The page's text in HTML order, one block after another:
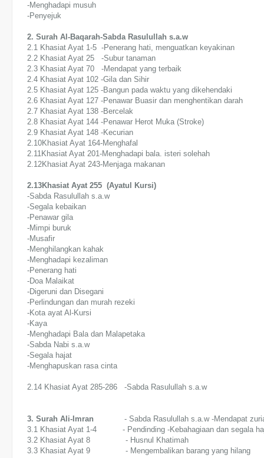
-Menghadapi musuh
-Penyejuk
2. Surah Al-Baqarah-Sabda Rasulullah s.a.w
2.1 Khasiat Ayat 1-5 -Penerang hati, menguatkan keyakinan
2.2 Khasiat Ayat 25 -Subur tanaman
2.3 Khasiat Ayat 70 -Mendapat yang terbaik
2.4 Khasiat Ayat 102 -Gila dan Sihir
2.5 Khasiat Ayat 125 -Bangun pada waktu yang dikehendaki
2.6 Khasiat Ayat 127 -Penawar Buasir dan menghentikan darah
2.7 Khasiat Ayat 138 -Bercelak
2.8 Khasiat Ayat 144 -Penawar Herot Muka (Stroke)
2.9 Khasiat Ayat 148 -Kecurian
2.10Khasiat Ayat 164-Menghafal
2.11Khasiat Ayat 201-Menghadapi bala. isteri solehah
2.12Khasiat Ayat 243-Menjaga makanan
2.13Khasiat Ayat 255 (Ayatul Kursi)
-Sabda Rasulullah s.a.w
-Segala kebaikan
-Penawar gila
-Mimpi buruk
-Musafir
-Menghilangkan kahak
-Menghadapi kezaliman
-Penerang hati
-Doa Malaikat
-Digeruni dan Disegani
-Perlindungan dan murah rezeki
-Kota ayat Al-Kursi
-Kaya
-Menghadapi Bala dan Malapetaka
-Sabda Nabi s.a.w
-Segala hajat
-Menghapuskan rasa cinta
2.14 Khasiat Ayat 285-286 -Sabda Rasulullah s.a.w
3. Surah Ali-Imran
- Sabda Rasulullah s.a.w -Mendapat
3.1 Khasiat Ayat 1-4 - Pendinding -Kebahagiaan dan segala
3.2 Khasiat Ayat 8 - Husnul Khatimah
3.3 Khasiat Ayat 9 - Mengembalikan barang yang hilang